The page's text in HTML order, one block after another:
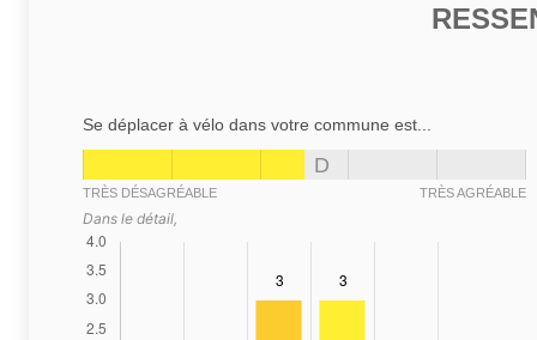
Se déplacer à vélo dans votre commune est...
D
TRÈS DÉSAGRÉABLE TRÈS AGRÉABLE
Dans le détail,